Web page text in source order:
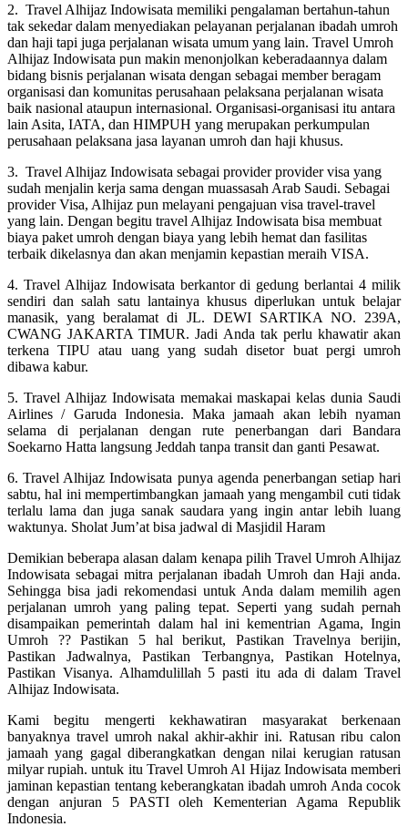
2. Travel Alhijaz Indowisata memiliki pengalaman bertahun-tahun
tak sekedar dalam menyediakan pelayanan perjalanan ibadah umroh
dan haji tapi juga perjalanan wisata umum yang lain. Travel Umroh
Alhijaz Indowisata pun makin menonjolkan keberadaannya dalam
bidang bisnis perjalanan wisata dengan sebagai member beragam
organisasi dan komunitas perusahaan pelaksana perjalanan wisata
baik nasional ataupun internasional. Organisasi-organisasi itu antara
lain Asita, IATA, dan HIMPUH yang merupakan perkumpulan
perusahaan pelaksana jasa layanan umroh dan haji khusus.
3. Travel Alhijaz Indowisata sebagai provider provider visa yang
sudah menjalin kerja sama dengan muassasah Arab Saudi. Sebagai
provider Visa, Alhijaz pun melayani pengajuan visa travel-travel
yang lain. Dengan begitu travel Alhijaz Indowisata bisa membuat
biaya paket umroh dengan biaya yang lebih hemat dan fasilitas
terbaik dikelasnya dan akan menjamin kepastian meraih VISA.
4. Travel Alhijaz Indowisata berkantor di gedung berlantai 4 milik
sendiri dan salah satu lantainya khusus diperlukan untuk belajar
manasik, yang beralamat di JL. DEWI SARTIKA NO. 239A,
CWANG JAKARTA TIMUR. Jadi Anda tak perlu khawatir akan
terkena TIPU atau uang yang sudah disetor buat pergi umroh
dibawa kabur.
5. Travel Alhijaz Indowisata memakai maskapai kelas dunia Saudi
Airlines / Garuda Indonesia. Maka jamaah akan lebih nyaman
selama di perjalanan dengan rute penerbangan dari Bandara
Soekarno Hatta langsung Jeddah tanpa transit dan ganti Pesawat.
6. Travel Alhijaz Indowisata punya agenda penerbangan setiap hari
sabtu, hal ini mempertimbangkan jamaah yang mengambil cuti tidak
terlalu lama dan juga sanak saudara yang ingin antar lebih luang
waktunya. Sholat Jum’at bisa jadwal di Masjidil Haram
Demikian beberapa alasan dalam kenapa pilih Travel Umroh Alhijaz
Indowisata sebagai mitra perjalanan ibadah Umroh dan Haji anda.
Sehingga bisa jadi rekomendasi untuk Anda dalam memilih agen
perjalanan umroh yang paling tepat. Seperti yang sudah pernah
disampaikan pemerintah dalam hal ini kementrian Agama, Ingin
Umroh ?? Pastikan 5 hal berikut, Pastikan Travelnya berijin,
Pastikan Jadwalnya, Pastikan Terbangnya, Pastikan Hotelnya,
Pastikan Visanya. Alhamdulillah 5 pasti itu ada di dalam Travel
Alhijaz Indowisata.
Kami begitu mengerti kekhawatiran masyarakat berkenaan
banyaknya travel umroh nakal akhir-akhir ini. Ratusan ribu calon
jamaah yang gagal diberangkatkan dengan nilai kerugian ratusan
milyar rupiah. untuk itu Travel Umroh Al Hijaz Indowisata memberi
jaminan kepastian tentang keberangkatan ibadah umroh Anda cocok
dengan anjuran 5 PASTI oleh Kementerian Agama Republik
Indonesia.